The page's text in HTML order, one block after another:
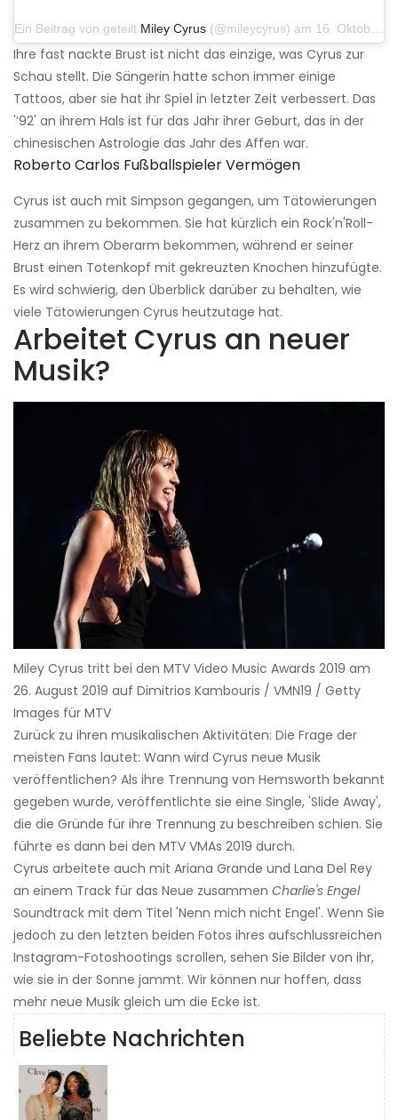
Ein Beitrag von geteilt Miley Cyrus (@mileycyrus) am 16. Oktober 2019 um 19:04 Uhr PDT
Ihre fast nackte Brust ist nicht das einzige, was Cyrus zur
Schau stellt. Die Sängerin hatte schon immer einige
Tattoos, aber sie hat ihr Spiel in letzter Zeit verbessert. Das
'’92' an ihrem Hals ist für das Jahr ihrer Geburt, das in der
chinesischen Astrologie das Jahr des Affen war.
Roberto Carlos Fußballspieler Vermögen
Cyrus ist auch mit Simpson gegangen, um Tätowierungen
zusammen zu bekommen. Sie hat kürzlich ein Rock'n'Roll-
Herz an ihrem Oberarm bekommen, während er seiner
Brust einen Totenkopf mit gekreuzten Knochen hinzufügte.
Es wird schwierig, den Überblick darüber zu behalten, wie
viele Tätowierungen Cyrus heutzutage hat.
Arbeitet Cyrus an neuer
Musik?
Miley Cyrus tritt bei den MTV Video Music Awards 2019 am
26. August 2019 auf Dimitrios Kambouris / VMN19 / Getty
Images für MTV
Zurück zu ihren musikalischen Aktivitäten: Die Frage der
meisten Fans lautet: Wann wird Cyrus neue Musik
veröffentlichen? Als ihre Trennung von Hemsworth bekannt
gegeben wurde, veröffentlichte sie eine Single, 'Slide Away',
die die Gründe für ihre Trennung zu beschreiben schien. Sie
führte es dann bei den MTV VMAs 2019 durch.
Cyrus arbeitete auch mit Ariana Grande und Lana Del Rey
an einem Track für das Neue zusammen Charlie's Engel
Soundtrack mit dem Titel 'Nenn mich nicht Engel'. Wenn Sie
jedoch zu den letzten beiden Fotos ihres aufschlussreichen
Instagram-Fotoshootings scrollen, sehen Sie Bilder von ihr,
wie sie in der Sonne jammt. Wir können nur hoffen, dass
mehr neue Musik gleich um die Ecke ist.
Beliebte Nachrichten